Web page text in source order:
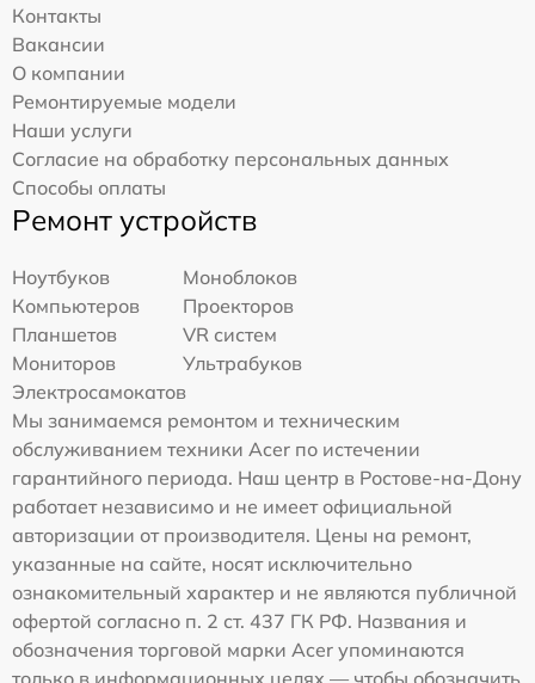
Контакты
Вакансии
О компании
Ремонтируемые модели
Наши услуги
Согласие на обработку персональных данных
Способы оплаты
Ремонт устройств
Ноутбуков
Моноблоков
Компьютеров
Проекторов
Планшетов
VR систем
Мониторов
Ультрабуков
Электросамокатов
Мы занимаемся ремонтом и техническим
обслуживанием техники Acer по истечении
гарантийного периода. Наш центр в Ростове-на-Дону
работает независимо и не имеет официальной
авторизации от производителя. Цены на ремонт,
указанные на сайте, носят исключительно
ознакомительный характер и не являются публичной
офертой согласно п. 2 ст. 437 ГК РФ. Названия и
обозначения торговой марки Acer упоминаются
только в информационных целях — чтобы обозначить